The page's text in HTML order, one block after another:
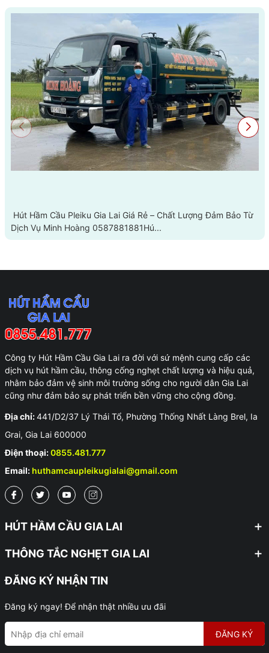
Hút Hầm Cầu Pleiku Gia Lai Giá Rẻ – Chất Lượng Đảm Bảo Từ
Dịch Vụ Minh Hoàng 0587881881Hú...
Công ty Hút Hầm Cầu Gia Lai ra đời với sứ mệnh cung cấp các
dịch vụ hút hầm cầu, thông cống nghẹt chất lượng và hiệu quả,
nhằm bảo đảm vệ sinh môi trường sống cho người dân Gia Lai
cũng như đảm bảo sự phát triển bền vững cho cộng đồng.
Địa chỉ:441/D2/37 Lý Thái Tổ, Phường Thống Nhất Làng Brel, Ia
Grai, Gia Lai 600000
Điện thoại:0855.481.777
Email: huthamcaupleikugialai@gmail.com
HÚT HẦM CẦU GIA LAI
THÔNG TẮC NGHẸT GIA LAI
ĐĂNG KÝ NHẬN TIN
Đăng ký ngay! Để nhận thật nhiều ưu đãi
ĐĂNG KÝ